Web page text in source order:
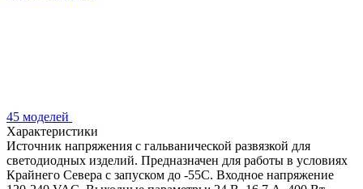
45 моделей
Характеристики
Источник напряжения с гальванической развязкой для
светодиодных изделий. Предназначен для работы в условиях
Крайнего Севера с запуском до -55С. Входное напряжение